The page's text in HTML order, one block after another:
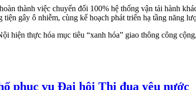
thành việc chuyển đổi 100% hệ thống vận tải hành
gây ô nhiễm, cùng kế hoạch phát triển hạ tầng năng
hiện thực hóa mục tiêu “xanh hóa” giao thông công
phục vụ Đại hội Thi đua yêu nước